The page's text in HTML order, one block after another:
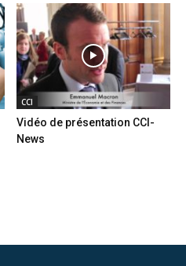
CCI
Vidéo de présentation CCI-
News